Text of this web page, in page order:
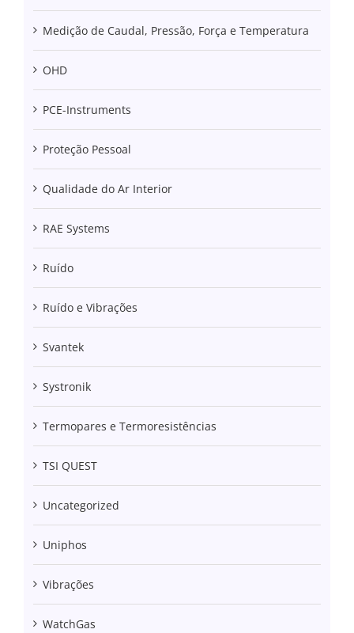
Medição de Caudal, Pressão, Força e Temperatura
OHD
PCE-Instruments
Proteção Pessoal
Qualidade do Ar Interior
RAE Systems
Ruído
Ruído e Vibrações
Svantek
Systronik
Termopares e Termoresistências
TSI QUEST
Uncategorized
Uniphos
Vibrações
WatchGas